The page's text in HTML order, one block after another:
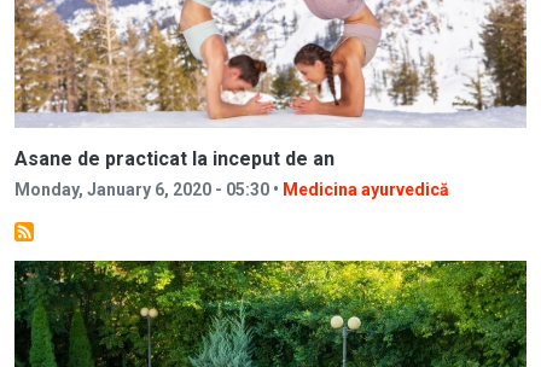
Asane de practicat la inceput de an
Monday, January 6, 2020 - 05:30 • Medicina ayurvedică
Image